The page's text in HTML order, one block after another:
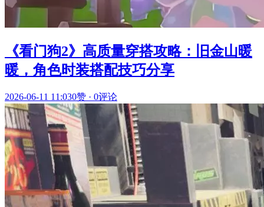
《看门狗2》高质量穿搭攻略：旧金山暖
暖，角色时装搭配技巧分享
2026-06-11 11:030赞 · 0评论